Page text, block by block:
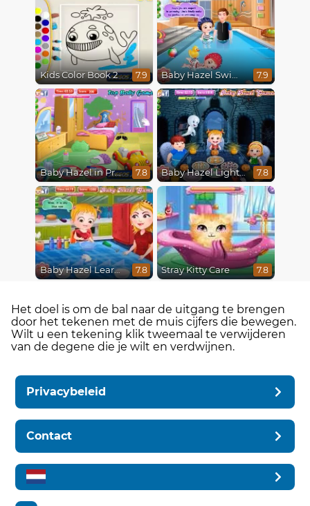
Kids Color Book 2 7.9 Baby Hazel Swimming 7.9
Baby Hazel in Preschool 7.8 Baby Hazel Lighthouse Adventure 7.8
Baby Hazel Learns Colors 7.8 Stray Kitty Care 7.8
Het doel is om de bal naar de uitgang te brengen
door het tekenen met de muis cijfers die bewegen.
Wilt u een tekening klik tweemaal te verwijderen
van de degene die je wilt en verdwijnen.
Privacybeleid
Contact